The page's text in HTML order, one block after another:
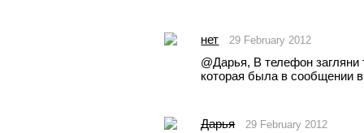
нет 29 February 2012
@Дарья, В телефон
которая была в сообщении
Дарья 29 February 2012